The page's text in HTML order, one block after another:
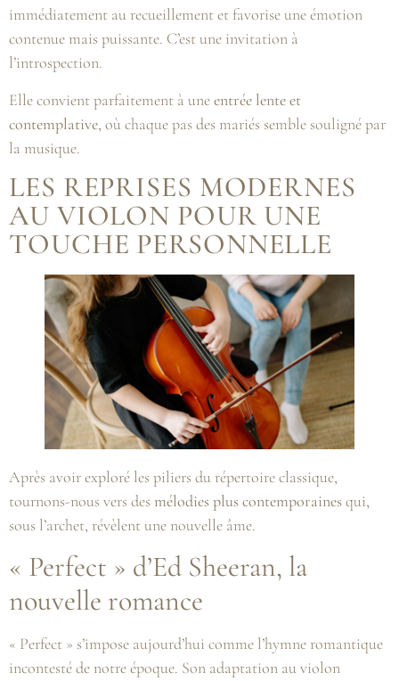
immédiatement au recueillement et favorise une émotion
contenue mais puissante. C’est une invitation à
l’introspection.
Elle convient parfaitement à uneentrée lente et
contemplative, où chaque pas des mariés semble souligné par
la musique.
LES REPRISES MODERNES
AU VIOLON POUR UNE
TOUCHE PERSONNELLE
Après avoir exploré les piliers du répertoire classique,
tournons-nous vers des mélodies plus contemporainesqui,
sous l’archet, révèlent une nouvelle âme.
« Perfect » d’Ed Sheeran, la
nouvelle romance
« Perfect » s’impose aujourd’hui comme l’hymne romantique
incontesté de notre époque. Son adaptation au violon